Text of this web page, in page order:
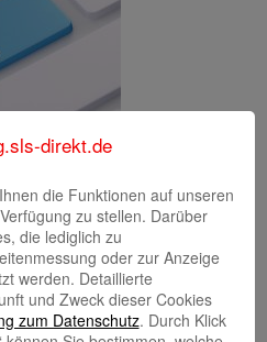
veröffentlicht. Erforderliche Felder
direkt.de
die Funktionen auf unseren
zu stellen. Darüber
die lediglich zu
oder zur Anzeige
werden. Detaillierte
und Zweck dieser Cookies
zum Datenschutz. Durch Klick